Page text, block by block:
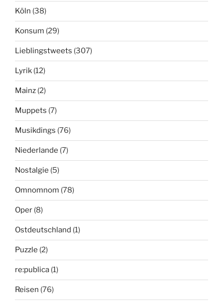
Köln (38)
Konsum (29)
Lieblingstweets (307)
Lyrik (12)
Mainz (2)
Muppets (7)
Musikdings (76)
Niederlande (7)
Nostalgie (5)
Omnomnom (78)
Oper (8)
Ostdeutschland (1)
Puzzle (2)
re:publica (1)
Reisen (76)